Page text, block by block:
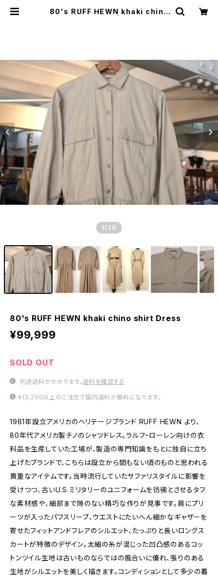
80's RUFF HEWN khaki chino
1 /20
80's RUFF HEWN khaki chino shirt Dress
¥99,999
SOLD OUT
別途送料がかかります。送料を確認する
¥13,200以上のご注文で国内送料が無料になります。
1981年設立アメリカのヘリテージブランド RUFF HEWN より、
80年代アメリカ製チノのシャツドレス。ラルフ・ローレン向けの衣
料品を生産していた工場が、製造の専門知識をもとに独自に立ち
上げたブランドで、こちらは設立から間もない頃のものと思われる
貴重なアイテムです。当時流行していたサファリスタイルに影響を
受けつつ、古いU.S.ミリタリーのユニフォームを彷彿とさせるタフ
な素材感や、細部まで隙のない精巧な作りが見事です。肩にプリ
ーツが入ったパフスリーブ、ウエストにたいへん細かなギャザーを
寄せたフィットアンドフレアのシルエット、たっぷりと長いロングス
カートが特徴のデザイン。太細の糸が混じった凹凸感のあるコッ
トンツイル生地は古いものならではの風合いに優れ、張りのある
生地がシルエットを美しく描きます。コンディションとして多少の着